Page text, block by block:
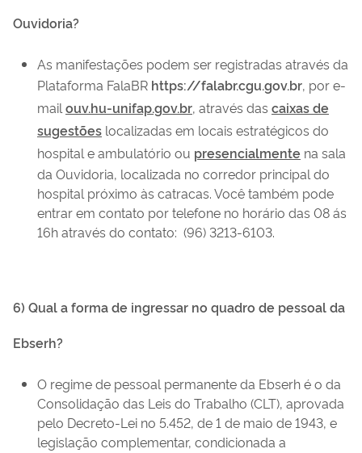
Ouvidoria?
As manifestações podem ser registradas através da
Plataforma FalaBR https://falabr.cgu.gov.br, por e-
mail ouv.hu-unifap.gov.br, através das caixas de
sugestões localizadas em locais estratégicos do
hospital e ambulatório ou presencialmente na sala
da Ouvidoria, localizada no corredor principal do
hospital próximo às catracas. Você também pode
entrar em contato por telefone no horário das 08 ás
16h através do contato: (96) 3213-6103.
6) Qual a forma de ingressar no quadro de pessoal da
Ebserh?
O regime de pessoal permanente da Ebserh é o da
Consolidação das Leis do Trabalho (CLT), aprovada
pelo Decreto-Lei no 5.452, de 1 de maio de 1943, e
legislação complementar, condicionada a